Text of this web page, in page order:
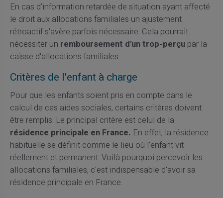
En cas d'information retardée de situation ayant affecté
le droit aux allocations familiales un ajustement
rétroactif s'avère parfois nécessaire. Cela pourrait
nécessiter un remboursement d'un trop-perçupar la
caisse d'allocations familiales.
Critères de l'enfant à charge
Pour que les enfants soient pris en compte dans le
calcul de ces aides sociales, certains critères doivent
être remplis. Le principal critère est celui de la
résidence principale en France. En effet, la résidence
habituelle se définit comme le lieu où l'enfant vit
réellement et permanent. Voilà pourquoi percevoir les
allocations familiales, c'est indispensable d'avoir sa
résidence principale en France.